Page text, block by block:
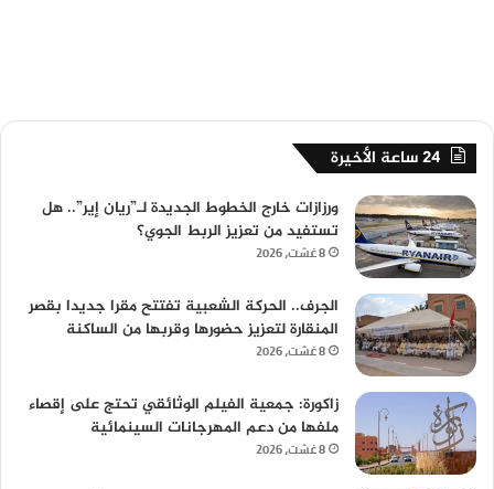
24 ساعة الأخيرة
ورزازات خارج الخطوط الجديدة لـ”ريان إير”.. هل
تستفيد من تعزيز الربط الجوي؟
8 غشت، 2026
الجرف.. الحركة الشعبية تفتتح مقرا جديدا بقصر
المنقارة لتعزيز حضورها وقربها من الساكنة
8 غشت، 2026
زاكورة: جمعية الفيلم الوثائقي تحتج على إقصاء
ملفها من دعم المهرجانات السينمائية
8 غشت، 2026